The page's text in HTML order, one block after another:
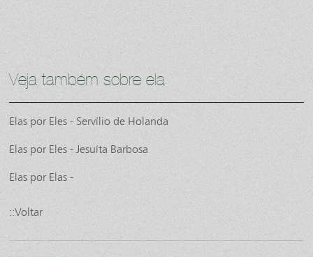
Veja também sobre ela
Elas por Eles - Servílio de Holanda
Elas por Eles - Jesuíta Barbosa
Elas por Elas -
::Voltar